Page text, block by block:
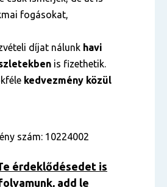
fogásokat,
díjat nálunk havi
is fizethetik.
kedvezmény közül
szám: 10224002
érdeklődésedet is
add le